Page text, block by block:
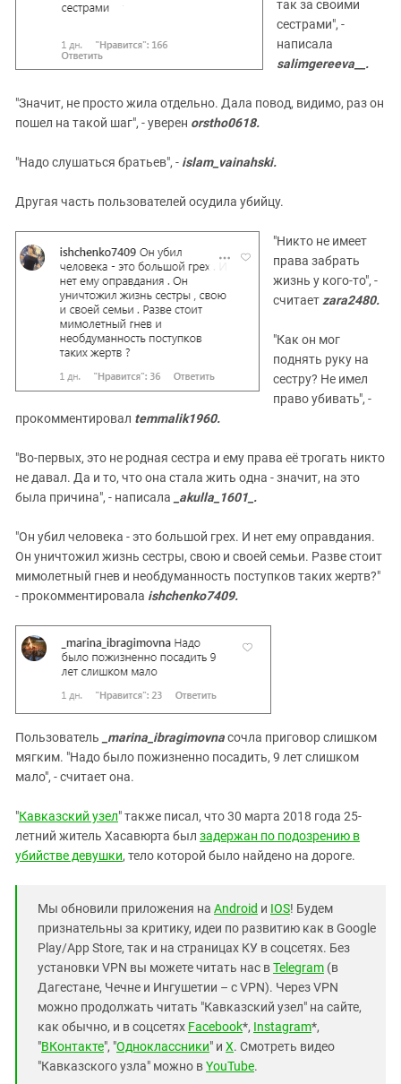
так за своими
сестрами", -
написала
salimgereeva__.
"Значит, не просто жила отдельно. Дала повод, видимо, раз он
пошел на такой шаг", - уверен orstho0618.
"Надо слушаться братьев", - islam_vainahski.
Другая часть пользователей осудила убийцу.
"Никто не имеет
права забрать
жизнь у кого-то", -
считает zara2480.
"Как он мог
поднять руку на
сестру? Не имел
право убивать", -
прокомментировал temmalik1960.
"Во-первых, это не родная сестра и ему права её трогать никто
не давал. Да и то, что она стала жить одна - значит, на это
была причина", - написала
_akulla_1601_.
"Он убил человека - это большой грех. И нет ему оправдания.
Он уничтожил жизнь сестры, свою и своей семьи. Разве стоит
мимолетный гнев и необдуманность поступков таких жертв?"
- прокомментировала ishchenko7409.
Пользователь _marina_ibragimovnaсочла приговор слишком
мягким. "Надо было пожизненно посадить, 9 лет слишком
мало", - считает она.
"Кавказский узел" также писал, что 30 марта 2018 года 25-
летний житель Хасавюрта был задержан по подозрению в
убийстве девушки, тело которой было найдено на дороге.
Мы обновили приложения на Android и IOS! Будем
признательны за критику, идеи по развитию как в Google
Play/App Store, так и на страницах КУ в соцсетях. Без
установки VPN вы можете читать нас вTelegram (в
Дагестане, Чечне и Ингушетии – с VPN). Через VPN
можно продолжать читать "Кавказский узел" на сайте,
как обычно, и в соцсетях Facebook*, Instagram*,
"ВКонтакте", "Одноклассники" и X. Смотреть видео
"Кавказского узла" можно вYouTube.